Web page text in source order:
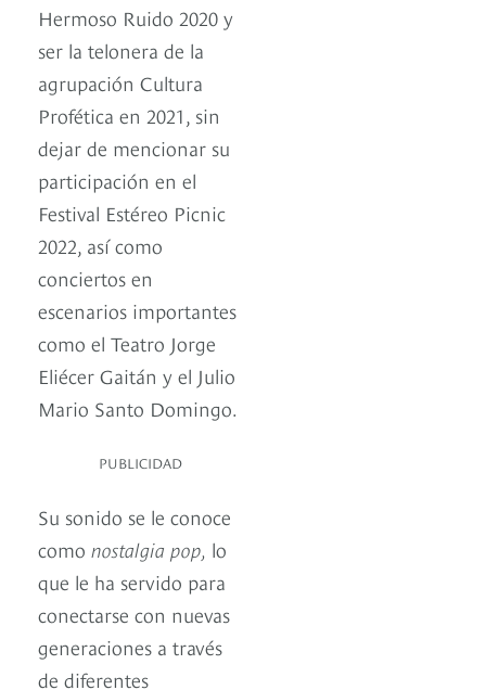
Hermoso Ruido 2020 y
ser la telonera de la
agrupación Cultura
Profética en 2021, sin
dejar de mencionar su
participación en el
Festival Estéreo Picnic
2022, así como
conciertos en
escenarios importantes
como el Teatro Jorge
Eliécer Gaitán y el Julio
Mario Santo Domingo.
PUBLICIDAD
Su sonido se le conoce
como nostalgia pop, lo
que le ha servido para
conectarse con nuevas
generaciones a través
de diferentes